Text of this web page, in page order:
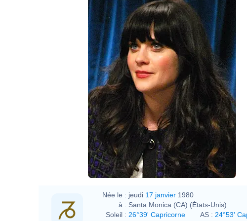
Née le : jeudi 17 janvier 1980
à : Santa Monica (CA) (États-Unis)
Soleil : 26°39' Capricorne AS : 24°53'